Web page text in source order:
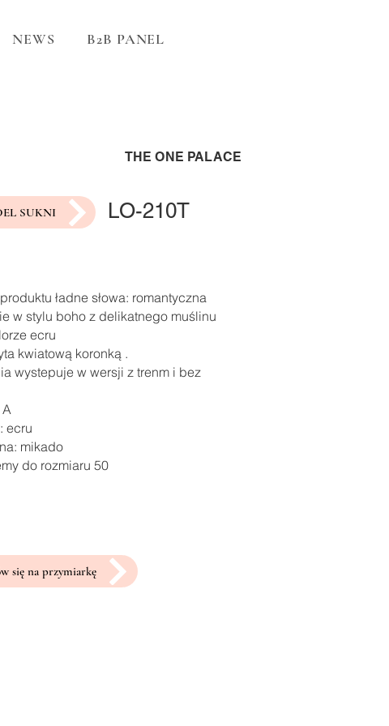
NEWS B2B PANEL
THE ONE PALACE
SUKNI LO-210T
ładne słowa: romantyczna
w stylu boho z delikatnego muślinu
ecru
kwiatową koronką .
wystepuje w wersji z trenm i bez
A
ecru
mikado
do rozmiaru 50
się na przymiarkę